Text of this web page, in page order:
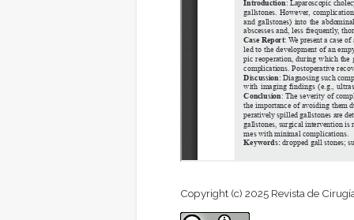
Copyright (c) 2025 Revista de